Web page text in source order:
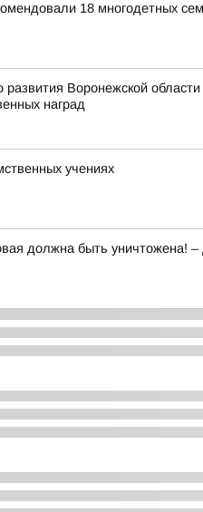
18 многодетных
развития Воронежской
наград
учениях
должна быть уничтожена! –